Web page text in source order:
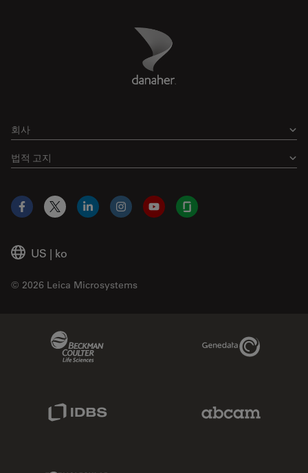
Danaher Logo
회사
법적 고지
US | ko
© 2026 Leica Microsystems
Facebook
X LinkedInInstagramYouTubeGlassdoor
Genedata Link
Molecular Devices Link